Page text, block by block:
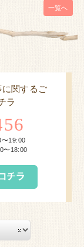
一覧へ
関するご
ラ
19:00
〜18:00